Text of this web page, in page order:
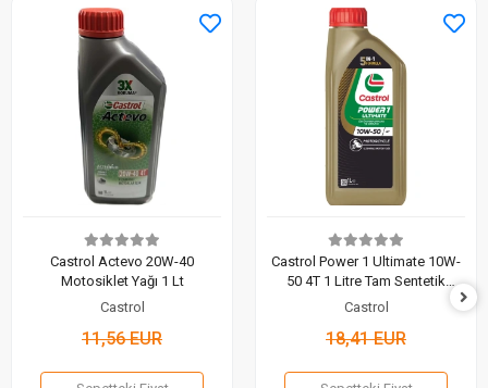
Castrol Actevo 20W-40
Motosiklet Yağı 1 Lt
Castrol
11,56 EUR
Castrol Power 1 Ultimate 10W-
50 4T 1 Litre Tam Sentetik
Motosiklet Yağı
Castrol
18,41 EUR